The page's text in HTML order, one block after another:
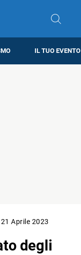
IL TUO EVENTO
21 Aprile 2023
degli